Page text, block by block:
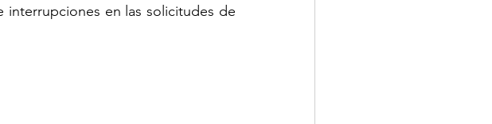
interrupciones en las solicitudes de